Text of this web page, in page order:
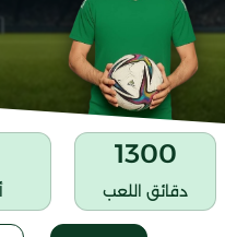
1300
دقائق اللعب